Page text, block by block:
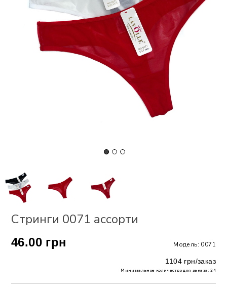
Стринги 0071 ассорти
46.00 грн Модель: 0071
1104 грн/заказ
Минимальное количество для заказа: 24